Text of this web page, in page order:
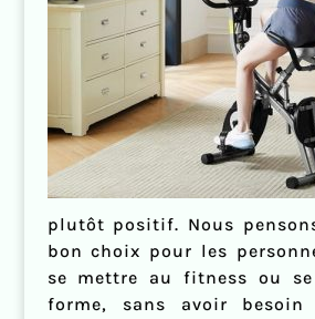
plutôt positif. Nous
bon choix pour les
se mettre au fitness ou
forme, sans avoir besoin